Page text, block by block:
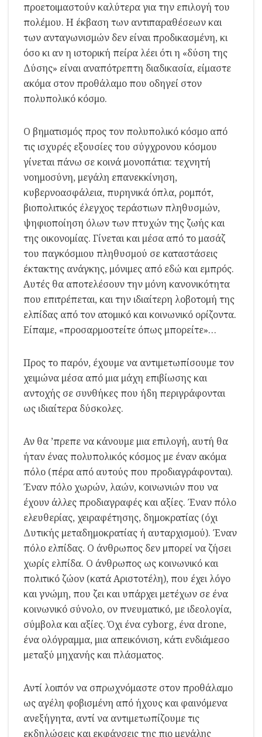
προετοιμαστούν καλύτερα για την επιλογή του
πολέμου. Η έκβαση των αντιπαραθέσεων και
των ανταγωνισμών δεν είναι προδικασμένη, κι
όσο κι αν η ιστορική πείρα λέει ότι η «δύση της
Δύσης» είναι αναπότρεπτη διαδικασία, είμαστε
ακόμα στον προθάλαμο που οδηγεί στον
πολυπολικό κόσμο.
Ο βηματισμός προς τον πολυπολικό κόσμο από
τις ισχυρές εξουσίες του σύγχρονου κόσμου
γίνεται πάνω σε κοινά μονοπάτια: τεχνητή
νοημοσύνη, μεγάλη επανεκκίνηση,
κυβερνοασφάλεια, πυρηνικά όπλα, ρομπότ,
βιοπολιτικός έλεγχος τεράστιων πληθυσμών,
ψηφιοποίηση όλων των πτυχών της ζωής και
της οικονομίας. Γίνεται και μέσα από το μασάζ
του παγκόσμιου πληθυσμού σε καταστάσεις
έκτακτης ανάγκης, μόνιμες από εδώ και εμπρός.
Αυτές θα αποτελέσουν την μόνη κανονικότητα
που επιτρέπεται, και την ιδιαίτερη λοβοτομή της
ελπίδας από τον ατομικό και κοινωνικό ορίζοντα.
Είπαμε, «προσαρμοστείτε όπως μπορείτε»…
Προς το παρόν, έχουμε να αντιμετωπίσουμε τον
χειμώνα μέσα από μια μάχη επιβίωσης και
αντοχής σε συνθήκες που ήδη περιγράφονται
ως ιδιαίτερα δύσκολες.
Αν θα ’πρεπε να κάνουμε μια επιλογή, αυτή θα
ήταν ένας πολυπολικός κόσμος με έναν ακόμα
πόλο (πέρα από αυτούς που προδιαγράφονται).
Έναν πόλο χωρών, λαών, κοινωνιών που να
έχουν άλλες προδιαγραφές και αξίες. Έναν πόλο
ελευθερίας, χειραφέτησης, δημοκρατίας (όχι
Δυτικής μεταδημοκρατίας ή αυταρχισμού). Έναν
πόλο ελπίδας. Ο άνθρωπος δεν μπορεί να ζήσει
χωρίς ελπίδα. Ο άνθρωπος ως κοινωνικό και
πολιτικό ζώον (κατά Αριστοτέλη), που έχει λόγο
και γνώμη, που ζει και υπάρχει μετέχων σε ένα
κοινωνικό σύνολο, ον πνευματικό, με ιδεολογία,
σύμβολα και αξίες. Όχι ένα cyborg, ένα drone,
ένα ολόγραμμα, μια απεικόνιση, κάτι ενδιάμεσο
μεταξύ μηχανής και πλάσματος.
Αντί λοιπόν να σπρωχνόμαστε στον προθάλαμο
ως αγέλη φοβισμένη από ήχους και φαινόμενα
ανεξήγητα, αντί να αντιμετωπίζουμε τις
εκδηλώσεις και εκφάνσεις της πιο μεγάλης